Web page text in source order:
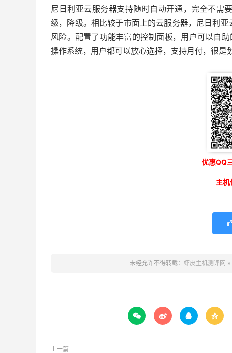
尼日利亚云服务器支持随时自动开通，完全不需
级，降级。相比较于市面上的云服务器，尼日利
风险。配置了功能丰富的控制面板，用户可以自
操作系统，用户都可以放心选择，支持月付，很是划
优惠QQ
主机
未经允许不得转载： 虾皮主机测评网 »
   
上一篇